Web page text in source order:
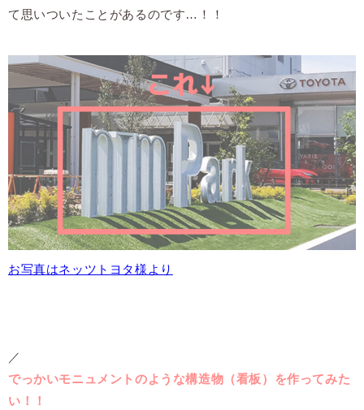
て思いついたことがあるのです…！！
お写真はネッツトヨタ様より
／
でっかいモニュメントのような構造物（看板）を作ってみた
い！！